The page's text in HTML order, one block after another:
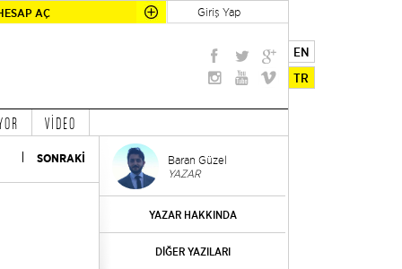
AÇ Giriş Yap
EN
TR
VİDEO
SONRAKİ Baran Güzel
YAZAR
YAZAR HAKKINDA
DİĞER YAZILARI